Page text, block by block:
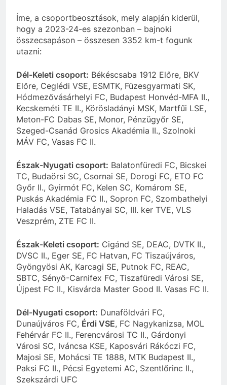
Íme, a csoportbeosztások, mely alapján kiderül,
hogy a 2023-24-es szezonban – bajnoki
összecsapáson – összesen 3352 km-t fogunk
utazni:
Dél-Keleti csoport: Békéscsaba 1912 Előre, BKV
Előre, Ceglédi VSE, ESMTK, Füzesgyarmati SK,
Hódmezővásárhelyi FC, Budapest Honvéd-MFA II.,
Kecskeméti TE II., Körösladányi MSK, Martfűi LSE,
Meton-FC Dabas SE, Monor, Pénzügyőr SE,
Szeged-Csanád Grosics Akadémia II., Szolnoki
MÁV FC, Vasas FC II.
Észak-Nyugati csoport: Balatonfüredi FC, Bicskei
TC, Budaörsi SC, Csornai SE, Dorogi FC, ETO FC
Győr II., Gyirmót FC, Kelen SC, Komárom SE,
Puskás Akadémia FC II., Sopron FC, Szombathelyi
Haladás VSE, Tatabányai SC, III. ker TVE, VLS
Veszprém, ZTE FC II.
Észak-Keleti csoport: Cigánd SE, DEAC, DVTK II.,
DVSC II., Eger SE, FC Hatvan, FC Tiszaújváros,
Gyöngyösi AK, Karcagi SE, Putnok FC, REAC,
SBTC, Sényő-Carnifex FC, Tiszafüredi Városi SE,
Újpest FC II., Kisvárda Master Good II. Vasas FC II.
Dél-Nyugati csoport: Dunaföldvári FC,
Dunaújváros FC, Érdi VSE, FC Nagykanizsa, MOL
Fehérvár FC II., Ferencvárosi TC II., Gárdonyi
Városi SC, Iváncsa KSE, Kaposvári Rákóczi FC,
Majosi SE, Mohácsi TE 1888, MTK Budapest II.,
Paksi FC II., Pécsi Egyetemi AC, Szentlőrinc II.,
Szekszárdi UFC